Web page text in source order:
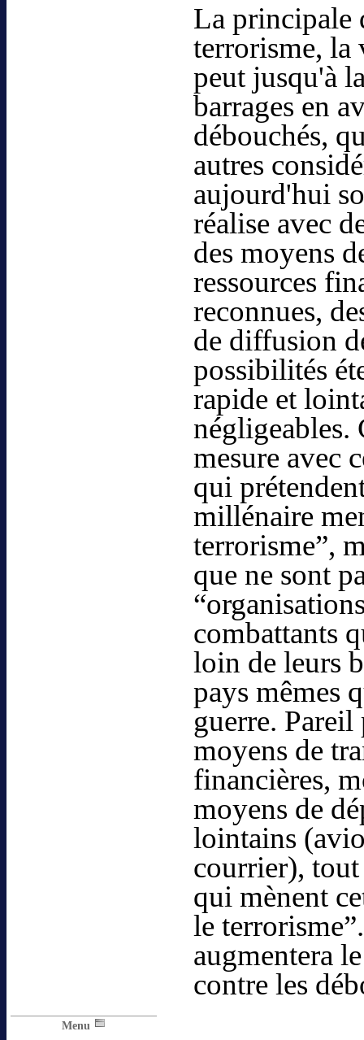
La principale
terrorisme, la
peut jusqu'à
barrages en
débouchés,
autres
aujourd'hui
réalise avec
des moyens
ressources
reconnues,
de diffusion
possibilités
rapide et
négligeables.
mesure avec
qui
millénaire
terrorisme”,
que ne sont
combattants
loin de leurs
pays mêmes
guerre. Pareil
moyens de
financières,
moyens de
lointains
courrier), tout
qui mènent
le
augmentera
contre les
Menu